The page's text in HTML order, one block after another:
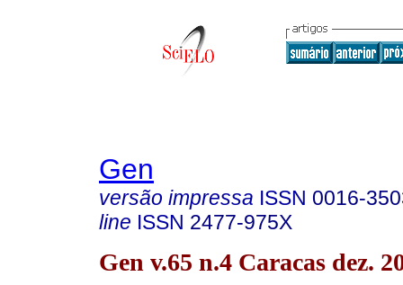
Gen
versão impressa ISSN 0016-
line ISSN 2477-975X
Gen v.65 n.4 Caracas dez.